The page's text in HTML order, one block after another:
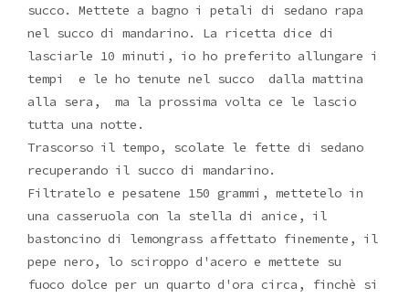
succo. Mettete a bagno i petali di sedano rapa
nel succo di mandarino. La ricetta dice di
lasciarle 10 minuti, io ho preferito allungare i
tempi e le ho tenute nel succo dalla mattina
alla sera, ma la prossima volta ce le lascio
tutta una notte.
Trascorso il tempo, scolate le fette di sedano
recuperando il succo di mandarino.
Filtratelo e pesatene 150 grammi, mettetelo in
una casseruola con la stella di anice, il
bastoncino di lemongrass affettato finemente, il
pepe nero, lo sciroppo d'acero e mettete su
fuoco dolce per un quarto d'ora circa, finchè si